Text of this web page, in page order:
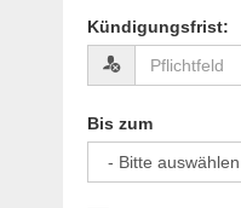
Kündigungsfrist:
Bis zum